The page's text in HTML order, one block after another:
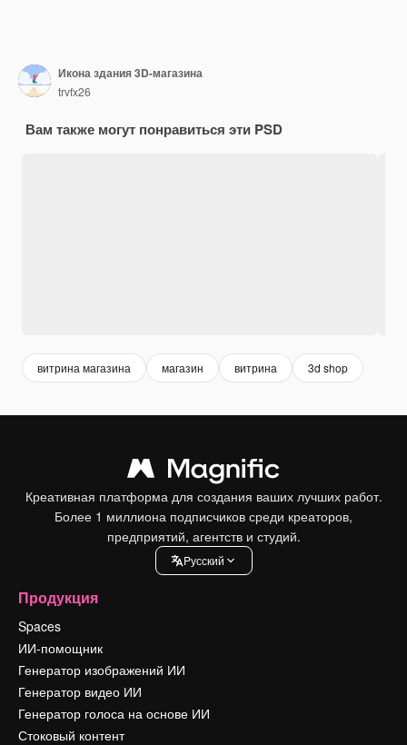
Икона здания 3D-магазина
trvfx26
Вам также могут понравиться эти PSD
витрина магазина магазин витрина 3d shop
Креативная платформа для создания ваших лучших работ.
Более 1 миллиона подписчиков среди креаторов,
предприятий, агентств и студий.
Pусский
Продукция
Spaces
ИИ-помощник
Генератор изображений ИИ
Генератор видео ИИ
Генератор голоса на основе ИИ
Стоковый контент